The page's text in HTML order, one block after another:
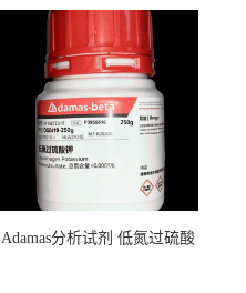
Adamas分析试剂 低氮过硫酸